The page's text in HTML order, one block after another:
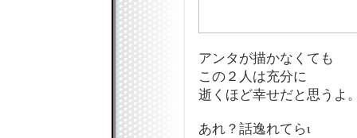
アンタが描かなくても
この２人は充分に
逝くほど幸せだと思うよ
あれ？話逸れてらι